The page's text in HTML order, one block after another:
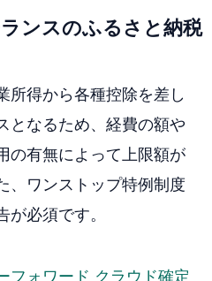
ンスのふるさと納税
所得から各種控除を差し
となるため、経費の額や
の有無によって上限額が
、ワンストップ特例制度
が必須です。
フォワード クラウド確定